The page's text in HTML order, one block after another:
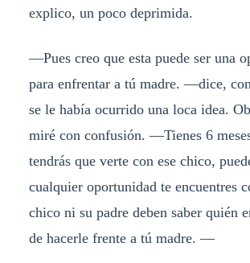
explico, un poco deprimida.
—Pues creo que esta puede ser una
para enfrentar a tú madre. —dice,
se le había ocurrido una loca idea.
miré con confusión. —Tienes 6
tendrás que verte con ese chico,
cualquier oportunidad te encuentres
chico ni su padre deben saber quién
de hacerle frente a tú madre. —